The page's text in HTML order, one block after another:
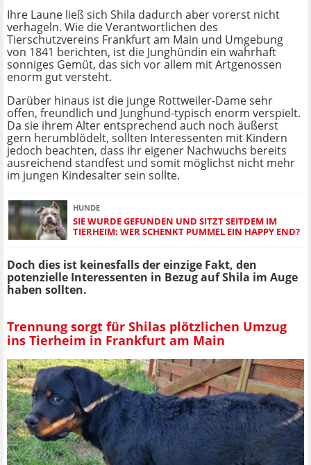
Ihre Laune ließ sich Shila dadurch aber vorerst nicht
verhageln. Wie die Verantwortlichen des
Tierschutzvereins Frankfurt am Main und Umgebung
von 1841 berichten, ist die Junghündin ein wahrhaft
sonniges Gemüt, das sich vor allem mit Artgenossen
enorm gut versteht.
Darüber hinaus ist die junge Rottweiler-Dame sehr
offen, freundlich und Junghund-typisch enorm verspielt.
Da sie ihrem Alter entsprechend auch noch äußerst
gern herumblödelt, sollten Interessenten mit Kindern
jedoch beachten, dass ihr eigener Nachwuchs bereits
ausreichend standfest und somit möglichst nicht mehr
im jungen Kindesalter sein sollte.
HUNDE
SIE WURDE GEFUNDEN UND SITZT SEITDEM IM
TIERHEIM: WER SCHENKT PUMMEL EIN HAPPY END?
Doch dies ist keinesfalls der einzige Fakt, den
potenzielle Interessenten in Bezug auf Shila im Auge
haben sollten.
Trennung sorgt für Shilas plötzlichen Umzug
ins Tierheim in Frankfurt am Main